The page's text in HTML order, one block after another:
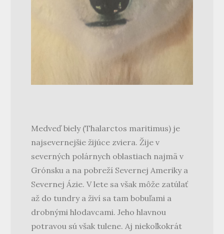
Medveď biely (Thalarctos maritimus) je
najsevernejšie žijúce zviera. Žije v
severných polárnych oblastiach najmä v
Grónsku a na pobreží Severnej Ameriky a
Severnej Ázie. V lete sa však môže zatúlať
až do tundry a živí sa tam bobuľami a
drobnými hlodavcami. Jeho hlavnou
potravou sú však tulene. Aj niekoľkokrát